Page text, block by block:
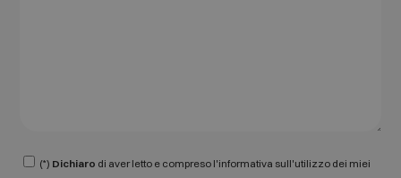
(*) Dichiaro di aver letto e compreso l'informativa sull'utilizzo dei miei